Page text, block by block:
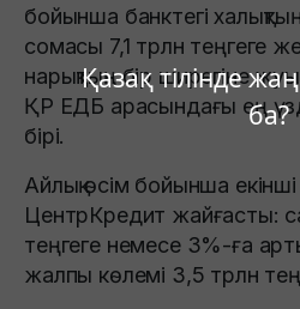
Қазақ тілінде
ба?
бойынша банктегі
сомасы 7,1 трлн теңгеге
нарықтың бір ширегіне
ҚР ЕДБ арасындағы ең
бірі.
Айлық өсім бойынша
ЦентрКредит жайғасты:
теңгеге немесе 3%-ға
жалпы көлемі 3,5 трлн